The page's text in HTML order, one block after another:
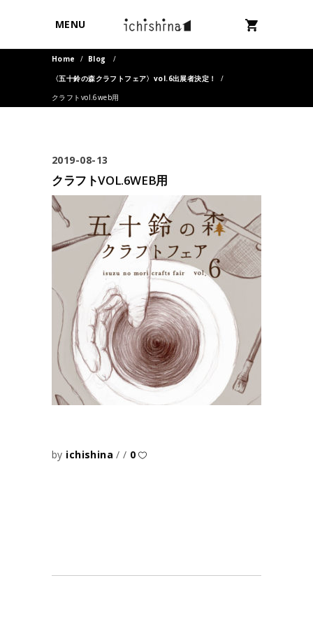
MENU
Home / Blog
/
〈五十鈴の森クラフトフェア〉vol.6出展者決定！
/
クラフトvol.6web用
2019-08-13
クラフトVOL.6WEB用
by ichishina 0